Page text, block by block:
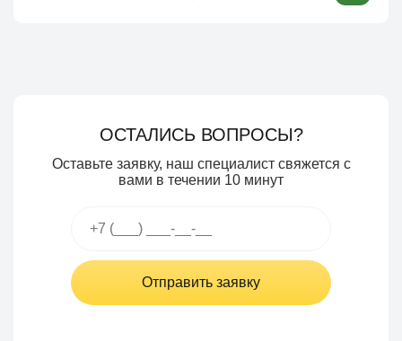
ОСТАЛИСЬ ВОПРОСЫ?
Оставьте заявку, наш специалист свяжется с
вами в течении 10 минут
Отправить заявку